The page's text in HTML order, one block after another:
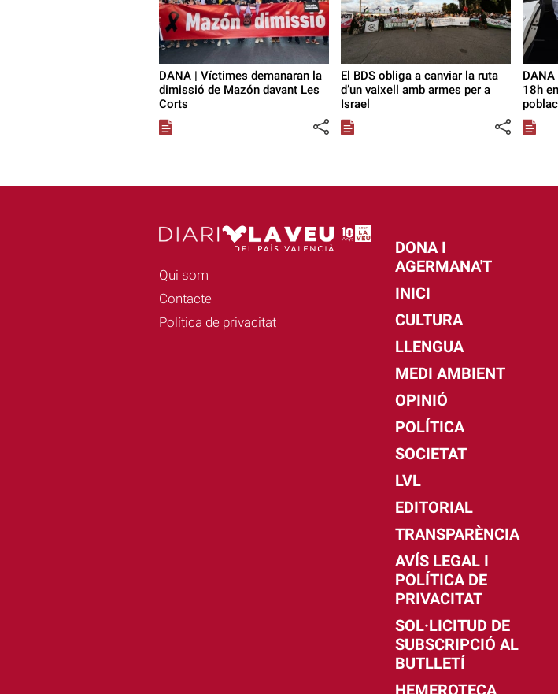
DANA | Víctimes demanaran la
dimissió de Mazón davant Les
Corts
El BDS obliga a canviar la ruta
d’un vaixell amb armes per a
Israel
18h
Qui som
Contacte
Política de privacitat
DONA I
AGERMANA'T
INICI
CULTURA
LLENGUA
MEDI AMBIENT
OPINIÓ
POLÍTICA
SOCIETAT
LVL
EDITORIAL
TRANSPARÈNCIA
AVÍS LEGAL I
POLÍTICA DE
PRIVACITAT
SOL·LICITUD DE
SUBSCRIPCIÓ AL
BUTLLETÍ
HEMEROTECA